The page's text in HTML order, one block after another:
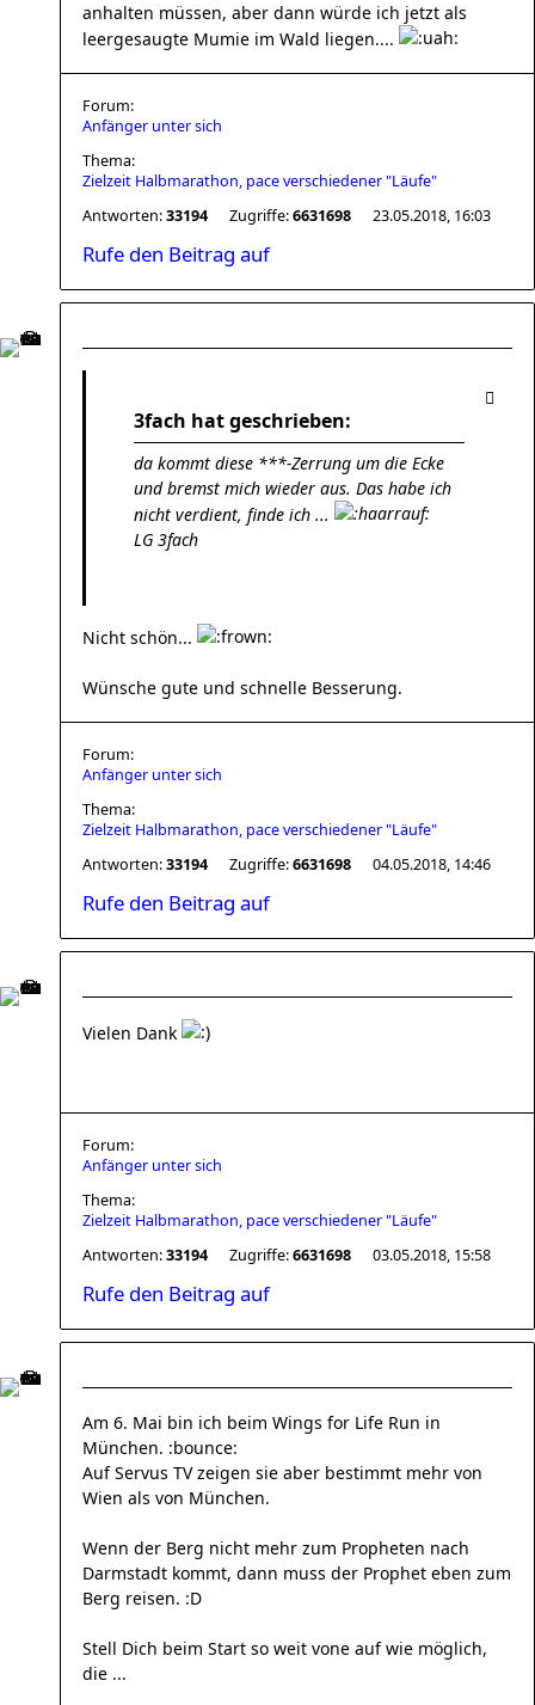
anhalten müssen, aber dann würde ich jetzt als
leergesaugte Mumie im Wald liegen....
Forum:
Anfänger unter sich
Thema:
Zielzeit Halbmarathon, pace verschiedener "Läufe"
Antworten:33194 Zugriffe:6631698 23.05.2018, 16:03
Rufe den Beitrag auf
3fach hat geschrieben:
da kommt diese ***-Zerrung um die Ecke
und bremst mich wieder aus. Das habe ich
nicht verdient, finde ich ...
LG 3fach
Nicht schön...
Wünsche gute und schnelle Besserung.
Forum:
Anfänger unter sich
Thema:
Zielzeit Halbmarathon, pace verschiedener "Läufe"
Antworten:33194 Zugriffe:6631698 04.05.2018, 14:46
Rufe den Beitrag auf
Vielen Dank
Forum:
Anfänger unter sich
Thema:
Zielzeit Halbmarathon, pace verschiedener "Läufe"
Antworten:33194 Zugriffe:6631698 03.05.2018, 15:58
Rufe den Beitrag auf
Am 6. Mai bin ich beim Wings for Life Run in
München. :bounce:
Auf Servus TV zeigen sie aber bestimmt mehr von
Wien als von München.
Wenn der Berg nicht mehr zum Propheten nach
Darmstadt kommt, dann muss der Prophet eben zum
Berg reisen. :D
Stell Dich beim Start so weit vone auf wie möglich,
die ...